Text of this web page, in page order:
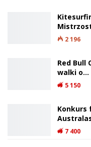
2 196
Red Bull
walki o…
5 150
Konkurs
7 400